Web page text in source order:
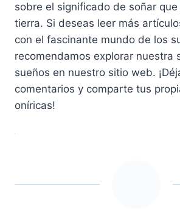
sobre el significado de soñar
tierra. Si deseas leer más
con el fascinante mundo de los
recomendamos explorar nuestra
sueños en nuestro sitio web.
comentarios y comparte tus
oníricas!